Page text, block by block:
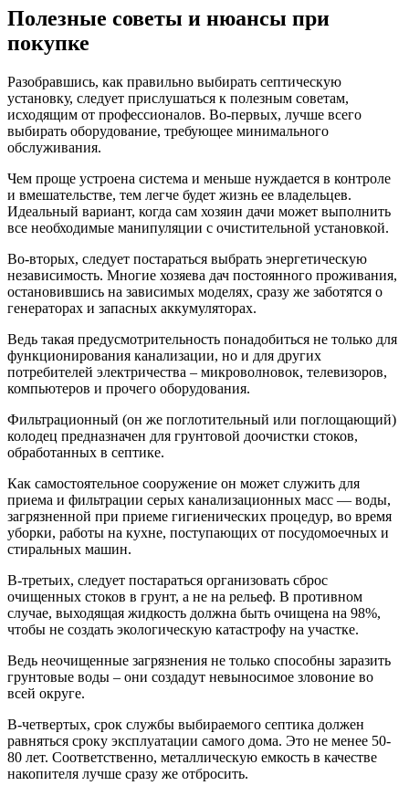
Полезные советы и нюансы при
покупке
Разобравшись, как правильно выбирать септическую
установку, следует прислушаться к полезным советам,
исходящим от профессионалов. Во-первых, лучше всего
выбирать оборудование, требующее минимального
обслуживания.
Чем проще устроена система и меньше нуждается в контроле
и вмешательстве, тем легче будет жизнь ее владельцев.
Идеальный вариант, когда сам хозяин дачи может выполнить
все необходимые манипуляции с очистительной установкой.
Во-вторых, следует постараться выбрать энергетическую
независимость. Многие хозяева дач постоянного проживания,
остановившись на зависимых моделях, сразу же заботятся о
генераторах и запасных аккумуляторах.
Ведь такая предусмотрительность понадобиться не только для
функционирования канализации, но и для других
потребителей электричества – микроволновок, телевизоров,
компьютеров и прочего оборудования.
Фильтрационный (он же поглотительный или поглощающий)
колодец предназначен для грунтовой доочистки стоков,
обработанных в септике.
Как самостоятельное сооружение он может служить для
приема и фильтрации серых канализационных масс — воды,
загрязненной при приеме гигиенических процедур, во время
уборки, работы на кухне, поступающих от посудомоечных и
стиральных машин.
В-третьих, следует постараться организовать сброс
очищенных стоков в грунт, а не на рельеф. В противном
случае, выходящая жидкость должна быть очищена на 98%,
чтобы не создать экологическую катастрофу на участке.
Ведь неочищенные загрязнения не только способны заразить
грунтовые воды – они создадут невыносимое зловоние во
всей округе.
В-четвертых, срок службы выбираемого септика должен
равняться сроку эксплуатации самого дома. Это не менее 50-
80 лет. Соответственно, металлическую емкость в качестве
накопителя лучше сразу же отбросить.